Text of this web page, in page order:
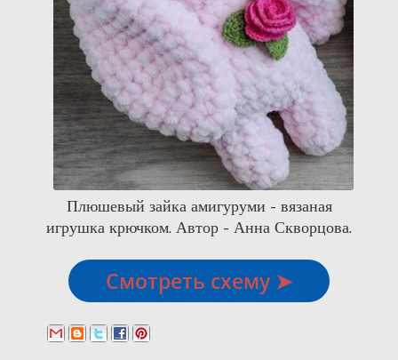
Плюшевый зайка амигуруми - вязаная
игрушка крючком. Автор - Анна Скворцова.
Смотреть схему ➤